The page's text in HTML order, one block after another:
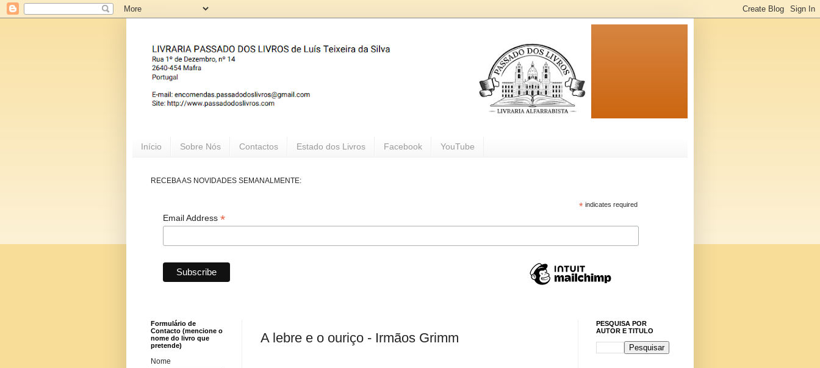
Início Sobre Nós Contactos Estado dos Livros Facebook YouTube
RECEBA AS NOVIDADES SEMANALMENTE:
*indicates required
Email Address *
A lebre e o ouriço - Irmãos Grimm
Formulário de
Contacto (mencione o
nome do livro que
pretende)
Nome
PESQUISA POR
AUTOR E TITULO